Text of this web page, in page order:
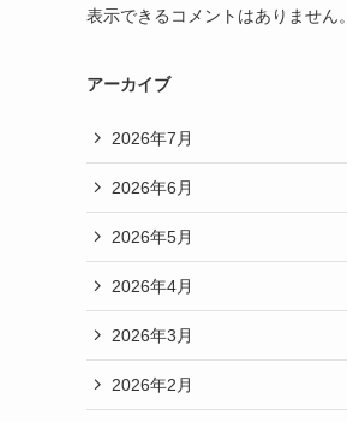
表示できるコメントはありません。
アーカイブ
2026年7月
2026年6月
2026年5月
2026年4月
2026年3月
2026年2月